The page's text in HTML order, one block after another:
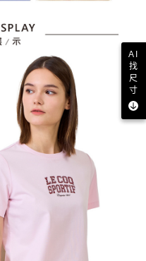
AI
找
尺
寸